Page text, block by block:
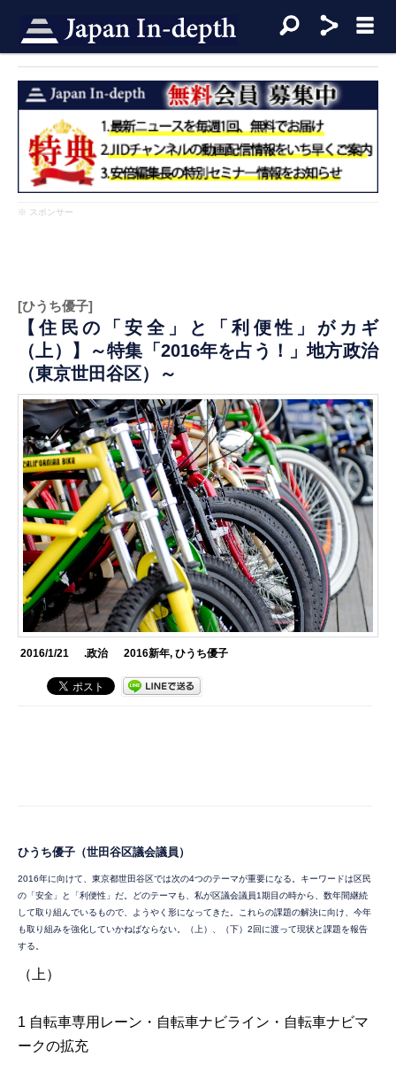
※ スポンサー
[ひうち優子]
【住民の「安全」と「利便性」がカギ
（上）】～特集「2016年を占う！」地方政治
（東京世田谷区）～
2016/1/21 .政治 2016新年, ひうち優子
ひうち優子 （世田谷区議会議員）
2016年に向けて、東京都世田谷区では次の4つのテーマが重要になる。キーワードは区民
の「安全」と「利便性」だ。どのテーマも、私が区議会議員1期目の時から、数年間継続
して取り組んでいるもので、ようやく形になってきた。これらの課題の解決に向け、今年
も取り組みを強化していかねばならない。（上）、（下）2回に渡って現状と課題を報告
する。
（上）
1 自転車専用レーン・自転車ナビライン・自転車ナビマ
ークの拡充